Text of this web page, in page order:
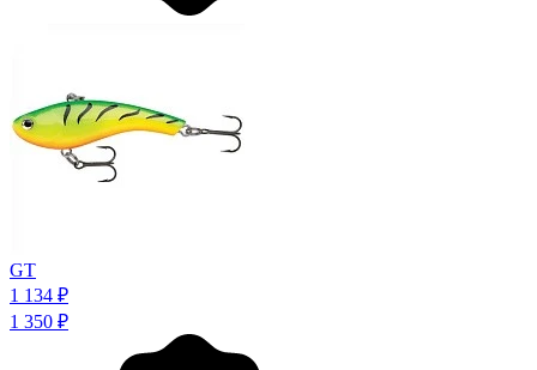
GT
1 134 ₽
1 350 ₽